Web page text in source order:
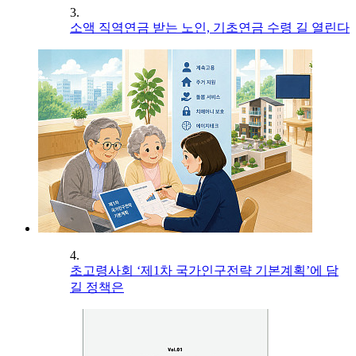
3.
소액 직역연금 받는 노인, 기초연금 수령 길 열린다
4.
초고령사회 ‘제1차 국가인구전략 기본계획’에 담
길 정책은